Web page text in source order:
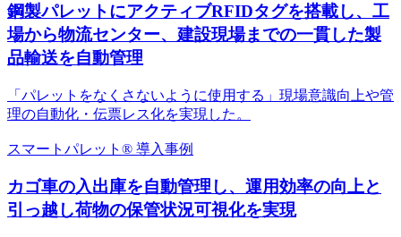
鋼製パレットにアクティブRFIDタグを搭載し、工
場から物流センター、建設現場までの一貫した製
品輸送を自動管理
「パレットをなくさないように使用する」現場意識向上や管
理の自動化・伝票レス化を実現した。
スマートパレット® 導入事例
カゴ車の入出庫を自動管理し、運用効率の向上と
引っ越し荷物の保管状況可視化を実現